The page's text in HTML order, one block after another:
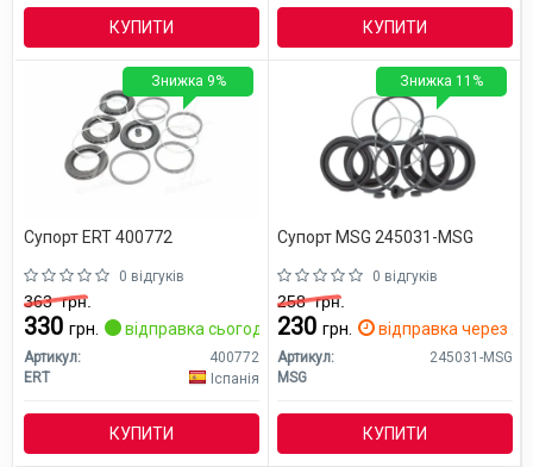
КУПИТИ КУПИТИ
Супорт ERT 400772
0 відгуків
363грн.
330 грн. відправка сьогодні
Артикул:
400772
ERT
Іспанія
КУПИТИ
Знижка 9%
Супорт MSG 245031-MSG
0 відгуків
258грн.
230 грн. відправка через 2
Артикул:
245031-MSG
MSG
КУПИТИ
Знижка 11%